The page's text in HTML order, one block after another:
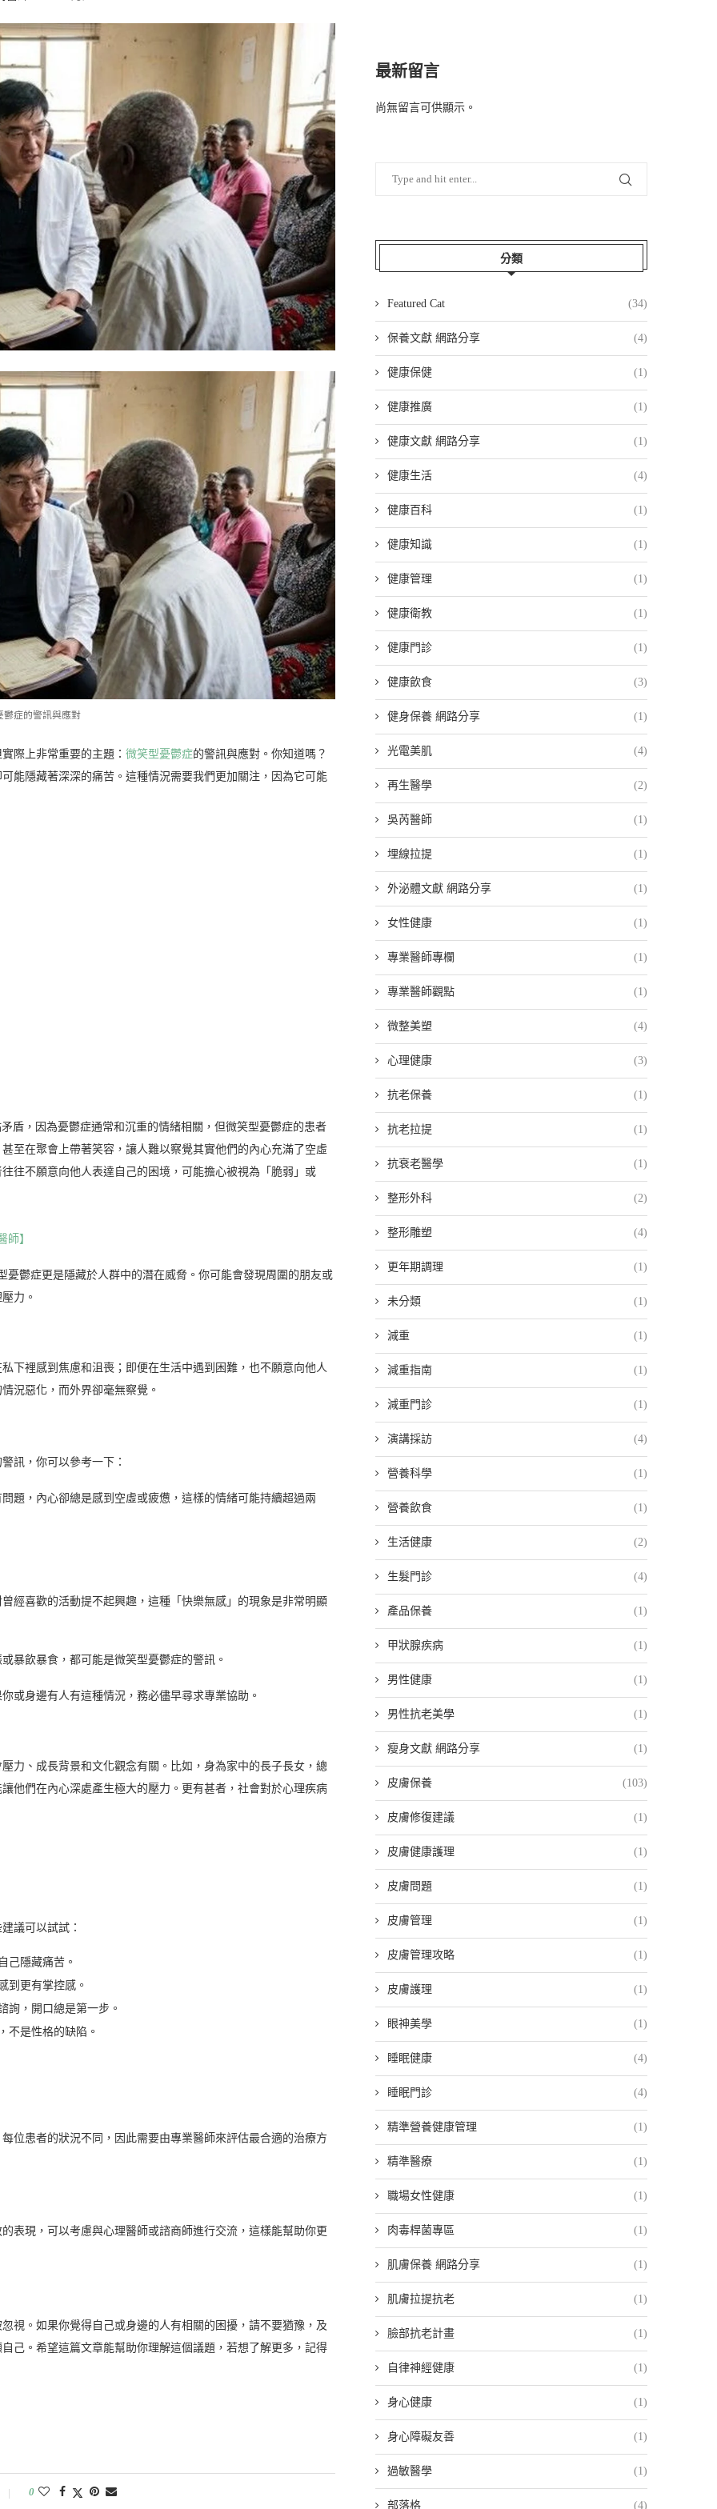
鬱症的警訊與應對
際上非常重要的主題： 微笑型憂鬱症的警訊與應對。你知道嗎？
能隱藏著深深的痛苦。這種情況需要我們更加關注，因為它可能
盾，因為憂鬱症通常和沉重的情緒相關，但微笑型憂鬱症的患者
至在聚會上帶著笑容，讓人難以察覺其實他們的內心充滿了空虛
往不願意向他人表達自己的困境，可能擔心被視為「脆弱」或
師】
鬱症更是隱藏於人群中的潛在威脅。你可能會發現周圍的朋友或
力。
下裡感到焦慮和沮喪；即便在生活中遇到困難，也不願意向他人
況惡化，而外界卻毫無察覺。
訊，你可以參考一下：
題，內心卻總是感到空虛或疲憊，這樣的情緒可能持續超過兩
經喜歡的活動提不起興趣，這種「快樂無感」的現象是非常明顯
暴飲暴食，都可能是微笑型憂鬱症的警訊。
或身邊有人有這種情況，務必儘早尋求專業協助。
力、成長背景和文化觀念有關。比如，身為家中的長子長女，總
他們在內心深處產生極大的壓力。更有甚者，社會對於心理疾病
議可以試試：
己隱藏痛苦。
到更有掌控感。
詢，開口總是第一步。
不是性格的缺陷。
位患者的狀況不同，因此需要由專業醫師來評估最合適的治療方
表現，可以考慮與心理醫師或諮商師進行交流，這樣能幫助你更
視。如果你覺得自己或身邊的人有相關的困擾，請不要猶豫，及
己。希望這篇文章能幫助你理解這個議題，若想了解更多，記得
0
最新留言
尚無留言可供顯示。
分類
Featured Cat (34)
保養文獻 網路分享 (4)
健康保健 (1)
健康推廣 (1)
健康文獻 網路分享 (1)
健康生活 (4)
健康百科 (1)
健康知識 (1)
健康管理 (1)
健康衛教 (1)
健康門診 (1)
健康飲食 (3)
健身保養 網路分享 (1)
光電美肌 (4)
再生醫學 (2)
吳芮醫師 (1)
埋線拉提 (1)
外泌體文獻 網路分享 (1)
女性健康 (1)
專業醫師專欄 (1)
專業醫師觀點 (1)
微整美塑 (4)
心理健康 (3)
抗老保養 (1)
抗老拉提 (1)
抗衰老醫學 (1)
整形外科 (2)
整形雕塑 (4)
更年期調理 (1)
未分類 (1)
減重 (1)
減重指南 (1)
減重門診 (1)
演講採訪 (4)
營養科學 (1)
營養飲食 (1)
生活健康 (2)
生髮門診 (4)
產品保養 (1)
甲狀腺疾病 (1)
男性健康 (1)
男性抗老美學 (1)
瘦身文獻 網路分享 (1)
皮膚保養 (103)
皮膚修復建議 (1)
皮膚健康護理 (1)
皮膚問題 (1)
皮膚管理 (1)
皮膚管理攻略 (1)
皮膚護理 (1)
眼神美學 (1)
睡眠健康 (4)
睡眠門診 (4)
精準營養健康管理 (1)
精準醫療 (1)
職場女性健康 (1)
肉毒桿菌專區 (1)
肌膚保養 網路分享 (1)
肌膚拉提抗老 (1)
臉部抗老計畫 (1)
自律神經健康 (1)
身心健康 (1)
身心障礙友善 (1)
過敏醫學 (1)
部落格 (4)